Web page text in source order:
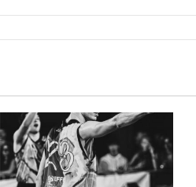
a
d
r